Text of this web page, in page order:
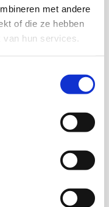
met andere
of die ze hebben
van hun services.